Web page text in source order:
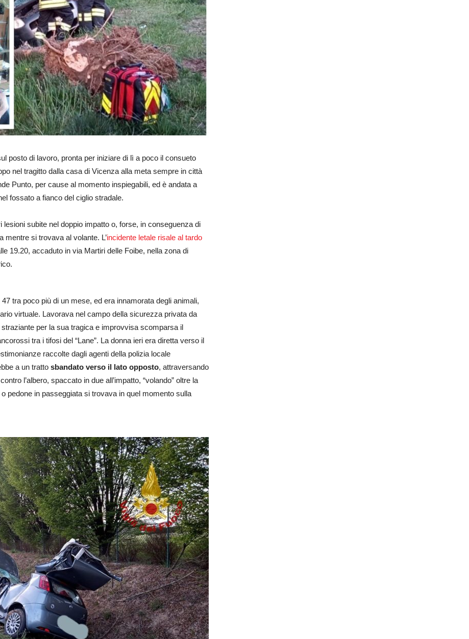
posto di lavoro, pronta per iniziare di lì a poco il consueto
nel tragitto dalla casa di Vicenza alla meta sempre in città
Punto, per cause al momento inspiegabili, ed è andata a
fossato a fianco del ciglio stradale.
lesioni subite nel doppio impatto o, forse, in conseguenza di
mentre si trovava al volante. L’incidente letale risale al tardo
19.20, accaduto in via Martiri delle Foibe, nella zona di
tra poco più di un mese, ed era innamorata degli animali,
virtuale. Lavorava nel campo della sicurezza privata da
per la sua tragica e improvvisa scomparsa il
tra i tifosi del “Lane”. La donna ieri era diretta verso il
raccolte dagli agenti della polizia locale
a un tratto sbandato verso il lato opposto, attraversando
l’albero, spaccato in due all’impatto, “volando” oltre la
pedone in passeggiata si trovava in quel momento sulla